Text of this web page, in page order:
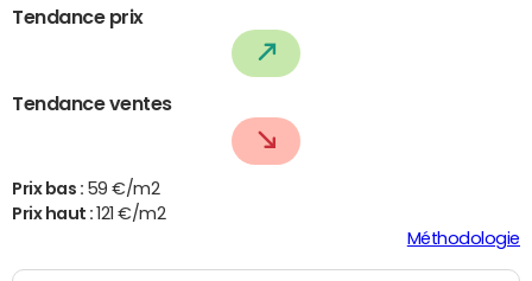
Tendance prix
Tendance ventes
Prix bas : 59 €/m2
Prix haut : 121 €/m2
Méthodologie